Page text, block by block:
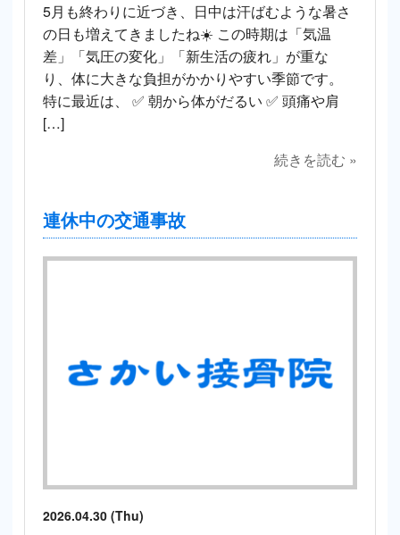
5月も終わりに近づき、日中は汗ばむような暑さ
の日も増えてきましたね☀️ この時期は「気温
差」「気圧の変化」「新生活の疲れ」が重な
り、体に大きな負担がかかりやすい季節です。
特に最近は、 ✅ 朝から体がだるい ✅ 頭痛や肩
[…]
続きを読む »
連休中の交通事故
2026.04.30 (Thu)